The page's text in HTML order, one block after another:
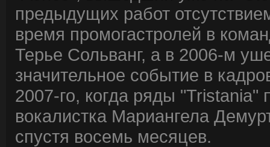
предыдущих работ
время промогастролей в
Терье Сольванг, а в 2006-м
значительное событие в
2007-го, когда ряды
вокалистка Мариангела
спустя восемь месяцев.